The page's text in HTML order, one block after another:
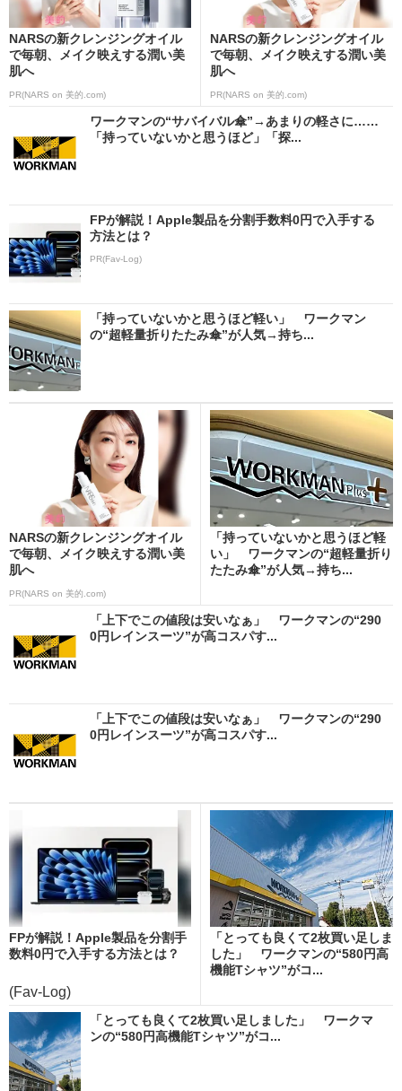
NARSの新クレンジングオイル
で毎朝、メイク映えする潤い美
肌へ
PR(NARS on 美的.com)
NARSの新クレンジングオイル
で毎朝、メイク映えする潤い美
肌へ
PR(NARS on 美的.com)
ワークマンの“サバイバル傘”→あまりの軽さに……
「持っていないかと思うほど」「探...
FPが解説！Apple製品を分割手数料0円で入手する
方法とは？
PR(Fav-Log)
「持っていないかと思うほど軽い」 ワークマン
の“超軽量折りたたみ傘”が人気→持ち...
NARSの新クレンジングオイル
で毎朝、メイク映えする潤い美
肌へ
PR(NARS on 美的.com)
「持っていないかと思うほど軽
い」 ワークマンの“超軽量折り
たたみ傘”が人気→持ち...
「上下でこの値段は安いなぁ」 ワークマンの“290
0円レインスーツ”が高コスパす...
「上下でこの値段は安いなぁ」 ワークマンの“290
0円レインスーツ”が高コスパす...
FPが解説！Apple製品を分割手
数料0円で入手する方法とは？
(Fav-Log)
「とっても良くて2枚買い足しま
した」 ワークマンの“580円高
機能Tシャツ”がコ...
「とっても良くて2枚買い足しました」 ワークマ
ンの“580円高機能Tシャツ”がコ...